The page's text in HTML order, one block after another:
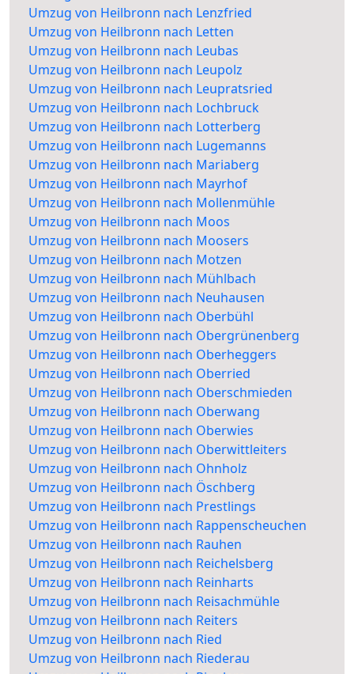
Umzug von Heilbronn nach Lenzfried
Umzug von Heilbronn nach Letten
Umzug von Heilbronn nach Leubas
Umzug von Heilbronn nach Leupolz
Umzug von Heilbronn nach Leupratsried
Umzug von Heilbronn nach Lochbruck
Umzug von Heilbronn nach Lotterberg
Umzug von Heilbronn nach Lugemanns
Umzug von Heilbronn nach Mariaberg
Umzug von Heilbronn nach Mayrhof
Umzug von Heilbronn nach Mollenmühle
Umzug von Heilbronn nach Moos
Umzug von Heilbronn nach Moosers
Umzug von Heilbronn nach Motzen
Umzug von Heilbronn nach Mühlbach
Umzug von Heilbronn nach Neuhausen
Umzug von Heilbronn nach Oberbühl
Umzug von Heilbronn nach Obergrünenberg
Umzug von Heilbronn nach Oberheggers
Umzug von Heilbronn nach Oberried
Umzug von Heilbronn nach Oberschmieden
Umzug von Heilbronn nach Oberwang
Umzug von Heilbronn nach Oberwies
Umzug von Heilbronn nach Oberwittleiters
Umzug von Heilbronn nach Ohnholz
Umzug von Heilbronn nach Öschberg
Umzug von Heilbronn nach Prestlings
Umzug von Heilbronn nach Rappenscheuchen
Umzug von Heilbronn nach Rauhen
Umzug von Heilbronn nach Reichelsberg
Umzug von Heilbronn nach Reinharts
Umzug von Heilbronn nach Reisachmühle
Umzug von Heilbronn nach Reiters
Umzug von Heilbronn nach Ried
Umzug von Heilbronn nach Riederau